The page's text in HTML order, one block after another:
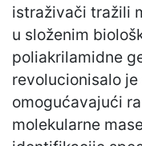
istraživači tražili
u složenim
poliakrilamidne
revolucionisalo
omogućavajući
molekularne